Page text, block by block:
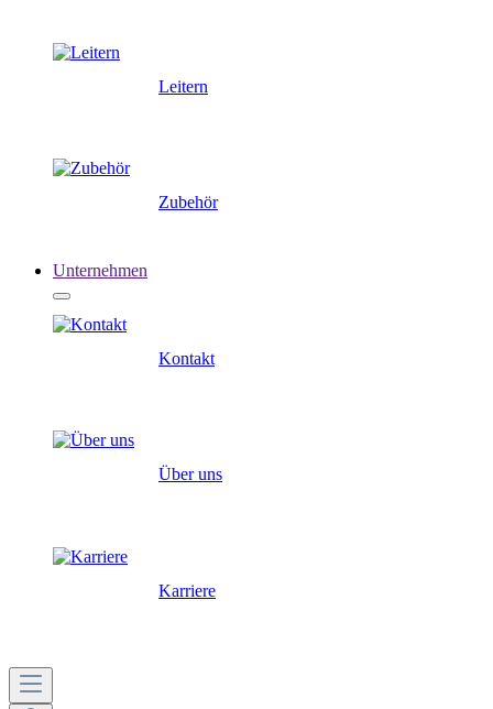
Leitern
Zubehör
Unternehmen
Kontakt
Über uns
Karriere